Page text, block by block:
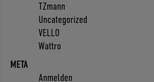
TZmann
Uncategorized
VELLO
Wattro
META
Anmelden